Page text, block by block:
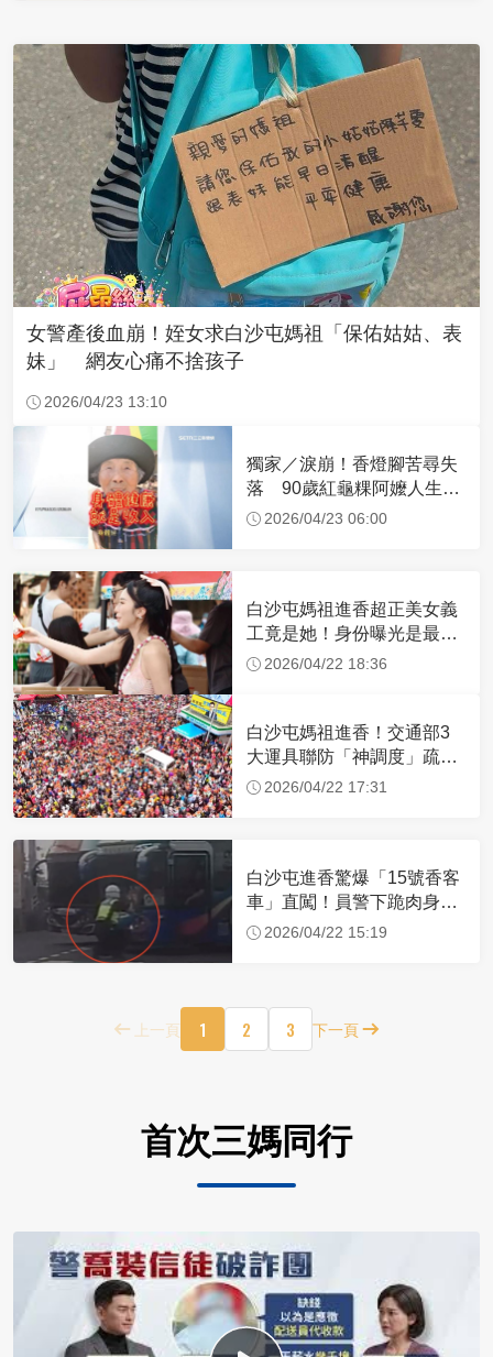
女警產後血崩！姪女求白沙屯媽祖「保佑姑姑、表
妹」 網友心痛不捨孩子
2026/04/23 13:10
獨家／淚崩！香燈腳苦尋失
落 90歲紅龜粿阿嬤人生謝
幕2026/04/23 06:00
白沙屯媽祖進香超正美女義
工竟是她！身份曝光是最美
禮生 一輩子不結婚
2026/04/22 18:36
白沙屯媽祖進香！交通部3
大運具聯防「神調度」疏運
32.1萬創新高
2026/04/22 17:31
白沙屯進香驚爆「15號香客
車」直闖！員警下跪肉身擋
車：讓行人先過
2026/04/22 15:19
上一頁 1 2 3 下一頁
首次三媽同行